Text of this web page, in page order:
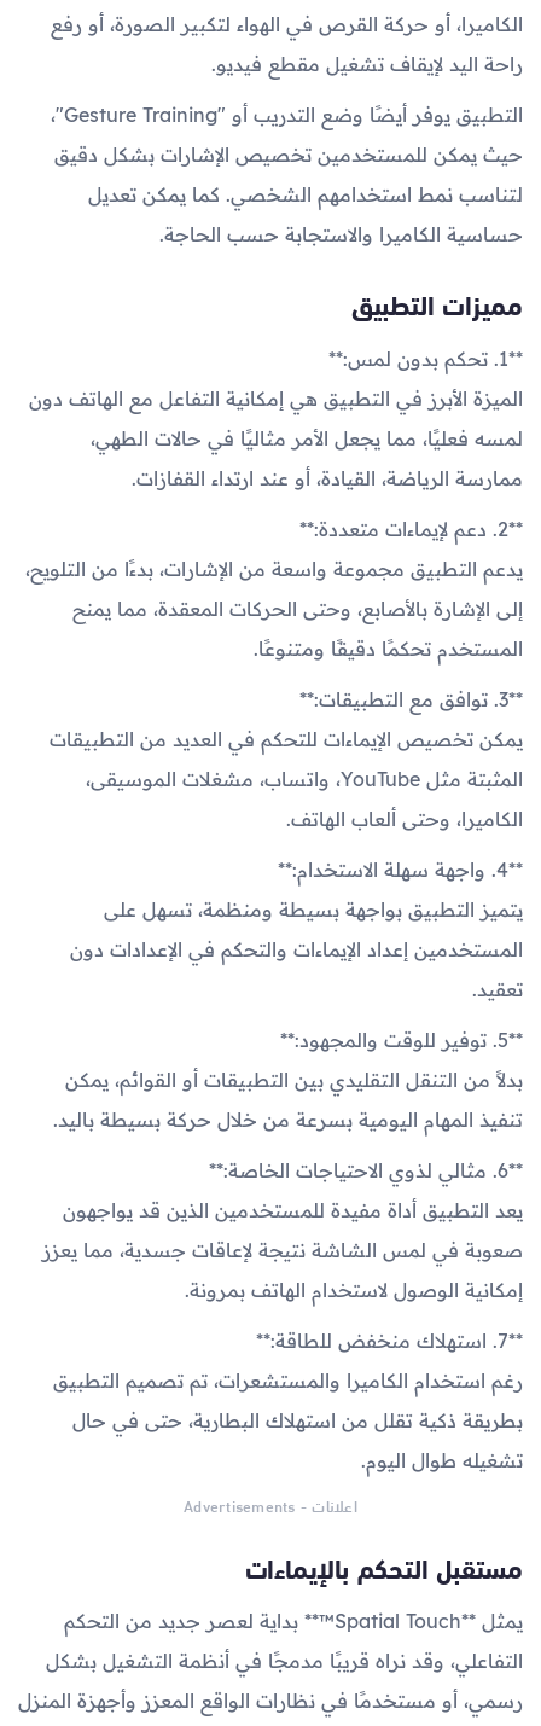
الكاميرا، أو حركة القرص في الهواء لتكبير الصورة، أو رفع
راحة اليد لإيقاف تشغيل مقطع فيديو.
التطبيق يوفر أيضًا وضع التدريب أو "Gesture Training"،
حيث يمكن للمستخدمين تخصيص الإشارات بشكل دقيق
لتناسب نمط استخدامهم الشخصي. كما يمكن تعديل
حساسية الكاميرا والاستجابة حسب الحاجة.
مميزات التطبيق
**1. تحكم بدون لمس:**
الميزة الأبرز في التطبيق هي إمكانية التفاعل مع الهاتف دون
لمسه فعليًا، مما يجعل الأمر مثاليًا في حالات الطهي،
ممارسة الرياضة، القيادة، أو عند ارتداء القفازات.
**2. دعم لإيماءات متعددة:**
يدعم التطبيق مجموعة واسعة من الإشارات، بدءًا من التلويح،
إلى الإشارة بالأصابع، وحتى الحركات المعقدة، مما يمنح
المستخدم تحكمًا دقيقًا ومتنوعًا.
**3. توافق مع التطبيقات:**
يمكن تخصيص الإيماءات للتحكم في العديد من التطبيقات
المثبتة مثل YouTube، واتساب، مشغلات الموسيقى،
الكاميرا، وحتى ألعاب الهاتف.
**4. واجهة سهلة الاستخدام:**
يتميز التطبيق بواجهة بسيطة ومنظمة، تسهل على
المستخدمين إعداد الإيماءات والتحكم في الإعدادات دون
تعقيد.
**5. توفير للوقت والمجهود:**
بدلاً من التنقل التقليدي بين التطبيقات أو القوائم، يمكن
تنفيذ المهام اليومية بسرعة من خلال حركة بسيطة باليد.
**6. مثالي لذوي الاحتياجات الخاصة:**
يعد التطبيق أداة مفيدة للمستخدمين الذين قد يواجهون
صعوبة في لمس الشاشة نتيجة لإعاقات جسدية، مما يعزز
إمكانية الوصول لاستخدام الهاتف بمرونة.
**7. استهلاك منخفض للطاقة:**
رغم استخدام الكاميرا والمستشعرات، تم تصميم التطبيق
بطريقة ذكية تقلل من استهلاك البطارية، حتى في حال
تشغيله طوال اليوم.
اعلانات - Advertisements
مستقبل التحكم بالإيماءات
يمثل **Spatial Touch™** بداية لعصر جديد من التحكم
التفاعلي، وقد نراه قريبًا مدمجًا في أنظمة التشغيل بشكل
رسمي، أو مستخدمًا في نظارات الواقع المعزز وأجهزة المنزل